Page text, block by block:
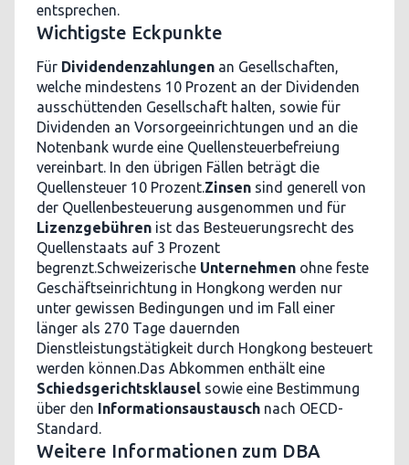
entsprechen.
Wichtigste Eckpunkte
Für Dividendenzahlungen an Gesellschaften,
welche mindestens 10 Prozent an der Dividenden
ausschüttenden Gesellschaft halten, sowie für
Dividenden an Vorsorgeeinrichtungen und an die
Notenbank wurde eine Quellensteuerbefreiung
vereinbart. In den übrigen Fällen beträgt die
Quellensteuer 10 Prozent.Zinsen sind generell von
der Quellenbesteuerung ausgenommen und für
Lizenzgebühren ist das Besteuerungsrecht des
Quellenstaats auf 3 Prozent
begrenzt.Schweizerische Unternehmen ohne feste
Geschäftseinrichtung in Hongkong werden nur
unter gewissen Bedingungen und im Fall einer
länger als 270 Tage dauernden
Dienstleistungstätigkeit durch Hongkong besteuert
werden können.Das Abkommen enthält eine
Schiedsgerichtsklausel sowie eine Bestimmung
über den Informationsaustausch nach OECD-
Standard.
Weitere Informationen zum DBA